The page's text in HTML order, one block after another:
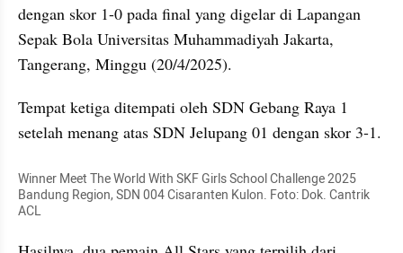
dengan skor 1-0 pada final yang digelar di Lapangan
Sepak Bola Universitas Muhammadiyah Jakarta,
Tangerang, Minggu (20/4/2025).
Tempat ketiga ditempati oleh SDN Gebang Raya 1
setelah menang atas SDN Jelupang 01 dengan skor 3-1.
Winner Meet The World With SKF Girls School Challenge 2025
Bandung Region, SDN 004 Cisaranten Kulon. Foto: Dok. Cantrik
ACL